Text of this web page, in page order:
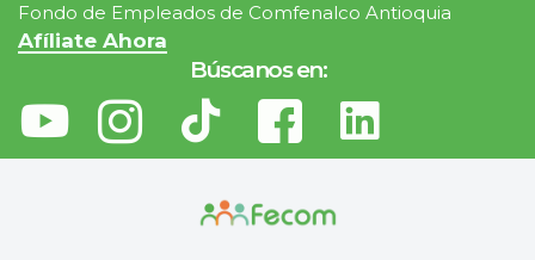
Fondo de Empleados de Comfenalco Antioquia
Afíliate Ahora
Búscanos en: